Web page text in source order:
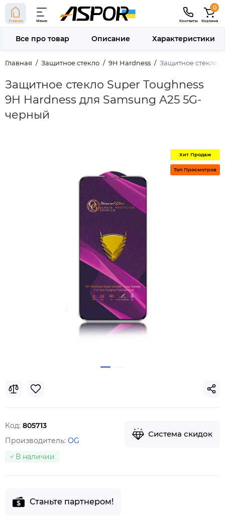
Главная Меню Контакты
0
Корзина
Главная Защитное стекло 9H Hardness Защитное стекло
Защитное стекло Super Toughness
9H Hardness для Samsung A25 5G-
черный
Все про товар Описание Характеристики
Хит Продаж
Топ Просмотров
Код: 805713
Производитель: OG
В наличии
Система скидок
Станьте партнером!